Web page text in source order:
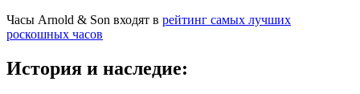
Часы Arnold & Son входят в рейтинг самых лучших
роскошных часов
История и наследие: